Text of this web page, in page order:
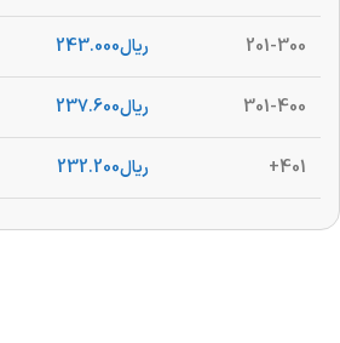
201-300 ریال243.000
301-400 ریال237.600
401+ ریال232.200